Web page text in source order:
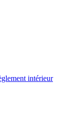
intérieur